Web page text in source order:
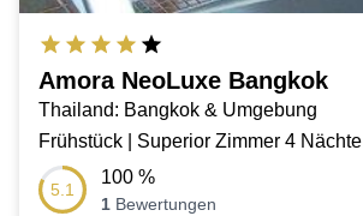
Amora NeoLuxe Bangkok
Thailand: Bangkok & Umgebung
Frühstück | Superior Zimmer 4 Nächte
5.1
100 %
1 Bewertungen